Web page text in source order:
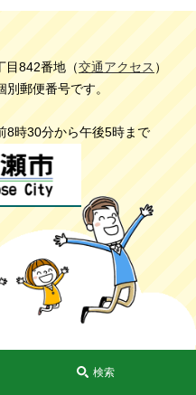
検索
842番地（交通アクセス ）
郵便番号です。
8時30分から午後5時まで